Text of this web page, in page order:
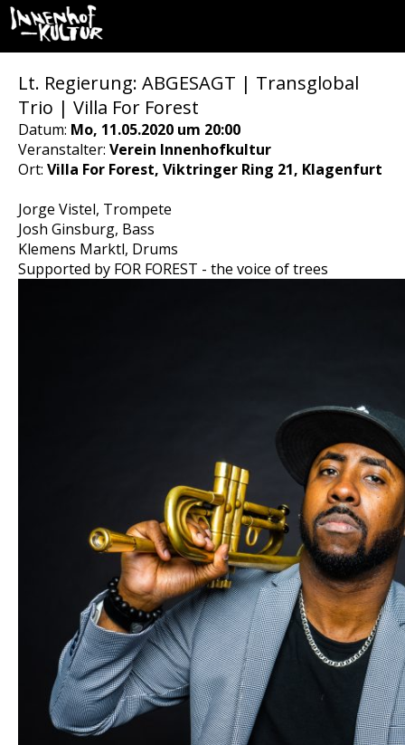
Lt. Regierung: ABGESAGT | Transglobal
Trio | Villa For Forest
Datum: Mo, 11.05.2020 um 20:00
Veranstalter: Verein Innenhofkultur
Ort: Villa For Forest, Viktringer Ring 21, Klagenfurt
Jorge Vistel, Trompete
Josh Ginsburg, Bass
Klemens Marktl, Drums
Supported by FOR FOREST - the voice of trees